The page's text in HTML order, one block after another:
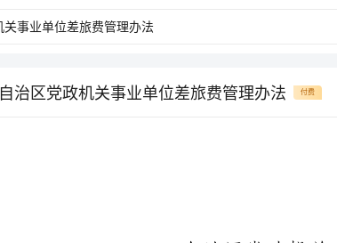
自治区党政机关事业单位差旅费管理办法 付费